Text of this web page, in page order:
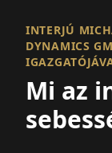
INTERJÚ
DYNAMICS
Mi az